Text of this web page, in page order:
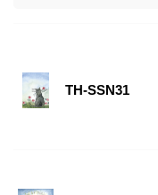
TH-SSN31